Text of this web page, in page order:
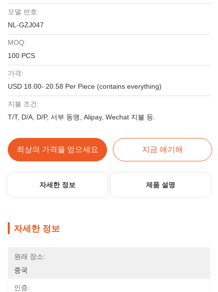
모델 번호:
NL-GZJ047
MOQ:
100 PCS
가격:
USD 18.00- 20.58 Per Piece (contains everything)
지불 조건:
T/T, D/A, D/P, 서부 동맹, Alipay, Wechat 지불 등.
최상의 가격을 얻으세요 지금 얘기해
자세한 정보 제품 설명
자세한 정보
원래 장소:
중국
인증: